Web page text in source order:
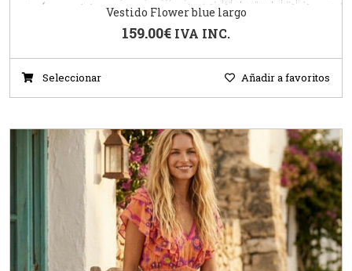
Vestido Flower blue largo
159.00€ IVA INC.
Seleccionar Añadir a favoritos